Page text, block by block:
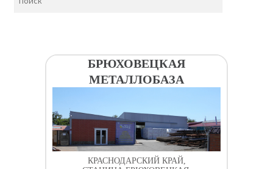
БРЮХОВЕЦКАЯ
МЕТАЛЛОБАЗА
КРАСНОДАРСКИЙ КРАЙ,